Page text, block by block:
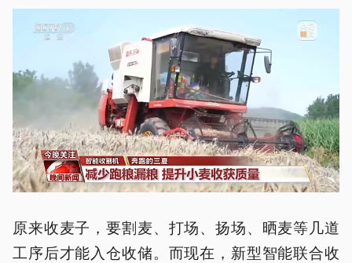
原来收麦子，要割麦、打场、扬场、晒麦等几道
工序后才能入仓收储。而现在，新型智能联合收